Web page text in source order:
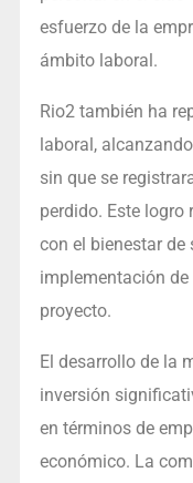
esfuerzo de la
ámbito laboral.
Rio2 también ha
laboral,
sin que se
perdido. Este logro
con el bienestar de
implementación de
proyecto.
El desarrollo de la
inversión
en términos de
económico. La